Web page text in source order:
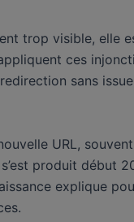
trop visible,
ces
sans
URL,
produit début
explique